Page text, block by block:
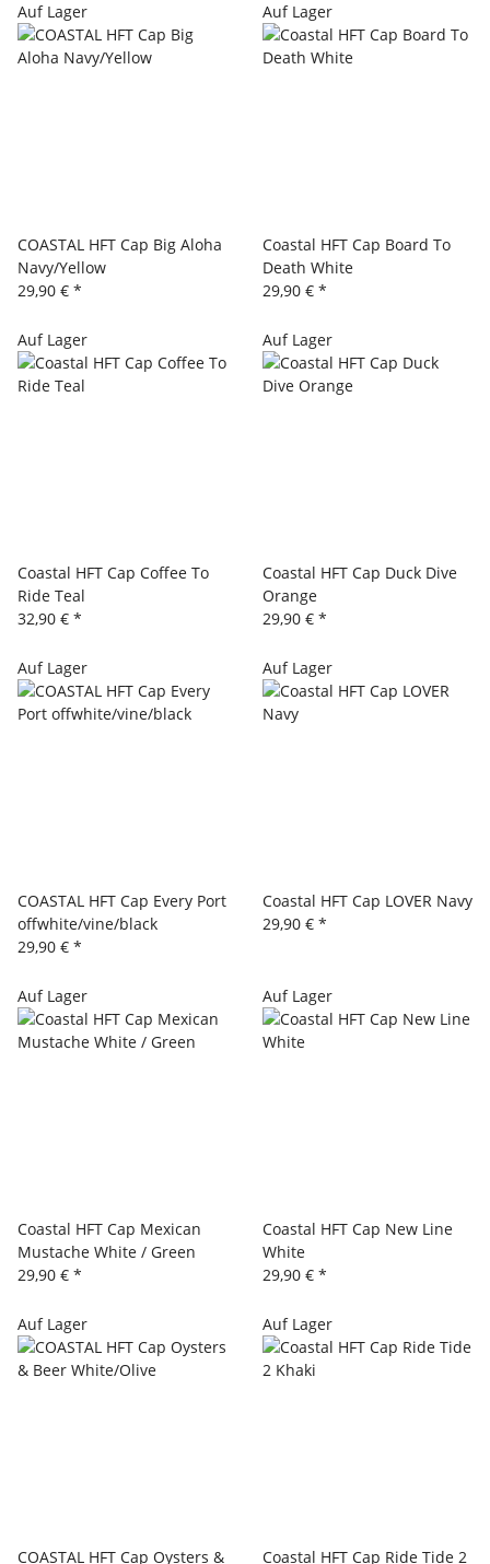
Auf Lager
COASTAL HFT Cap Big Aloha
Navy/Yellow
29,90 € *
Auf Lager
Coastal HFT Cap Board To
Death White
29,90 € *
Auf Lager
Coastal HFT Cap Coffee To
Ride Teal
32,90 € *
Auf Lager
Coastal HFT Cap Duck Dive
Orange
29,90 € *
Auf Lager
COASTAL HFT Cap Every Port
offwhite/vine/black
29,90 € *
Auf Lager
Coastal HFT Cap LOVER Navy
29,90 € *
Auf Lager
Coastal HFT Cap Mexican
Mustache White / Green
29,90 € *
Auf Lager
Coastal HFT Cap New Line
White
29,90 € *
Auf Lager
COASTAL HFT Cap Oysters &
Auf Lager
Coastal HFT Cap Ride Tide 2